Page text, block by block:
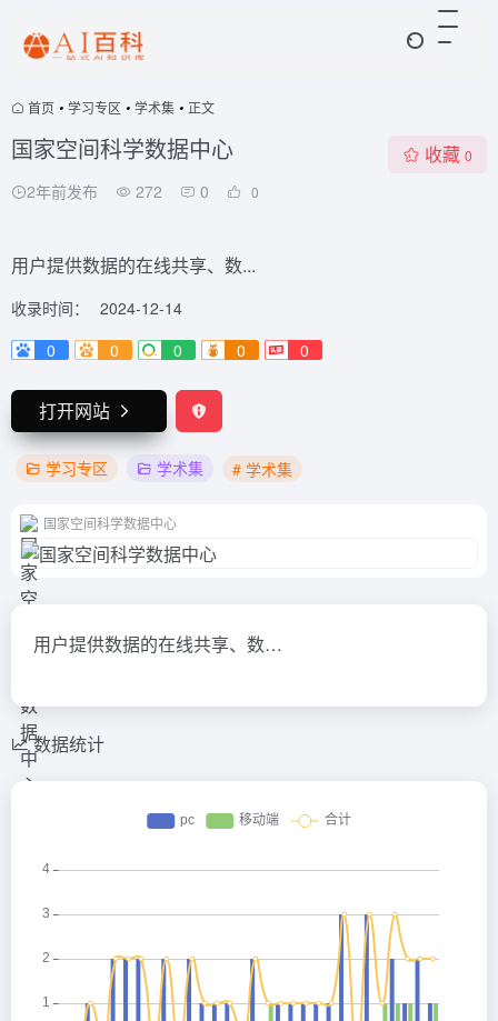
首页 • 学习专区 • 学术集 • 正文
国家空间科学数据中心
2年前发布 272 0 0
收藏 0
用户提供数据的在线共享、数...
收录时间：
2024-12-14
0
0 0 0 0
打开网站
学习专区 学术集 # 学术集
国家空间科学数据中心
用户提供数据的在线共享、数…
数据统计